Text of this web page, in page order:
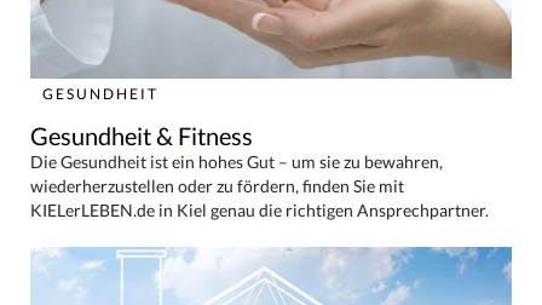
GESUNDHEIT
Gesundheit & Fitness
Die Gesundheit ist ein hohes Gut – um sie zu bewahren,
wiederherzustellen oder zu fördern, finden Sie mit
KIELerLEBEN.de in Kiel genau die richtigen Ansprechpartner.